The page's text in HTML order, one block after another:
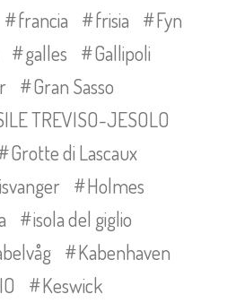
francia frisia
Fyn
galles
Gallipoli
Gran Sasso
TREVISO-JESOLO
Grotte di Lascaux
Holmes
isola del giglio
Kabenhaven
Keswick